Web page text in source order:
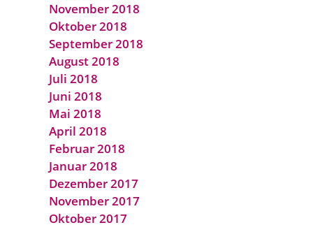
November 2018
Oktober 2018
September 2018
August 2018
Juli 2018
Juni 2018
Mai 2018
April 2018
Februar 2018
Januar 2018
Dezember 2017
November 2017
Oktober 2017